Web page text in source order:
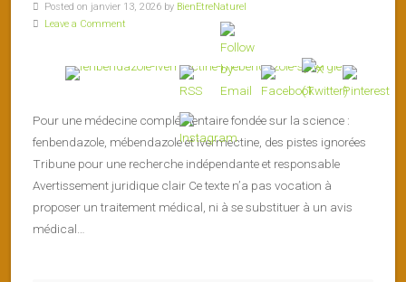
Posted on janvier 13, 2026 by BienEtreNaturel
Leave a Comment
Pour une médecine complémentaire fondée sur la science :
fenbendazole, mébendazole et ivermectine, des pistes ignorées
Tribune pour une recherche indépendante et responsable
Avertissement juridique clair Ce texte n’a pas vocation à
proposer un traitement médical, ni à se substituer à un avis
médical…